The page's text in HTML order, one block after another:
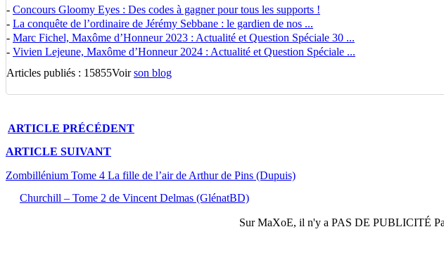
- Concours Gloomy Eyes : Des codes à gagner pour tous les supports !
- La conquête de l’ordinaire de Jérémy Sebbane : le gardien de nos ...
- Marc Fichel, Maxôme d’Honneur 2023 : Actualité et Question Spéciale 30 ...
- Vivien Lejeune, Maxôme d’Honneur 2024 : Actualité et Question Spéciale ...
Articles publiés : 15855Voirson blog
ARTICLE PRÉCÉDENT
ARTICLE SUIVANT
Zombillénium Tome 4 La fille de l’air de Arthur de Pins (Dupuis)
Churchill – Tome 2 de Vincent Delmas (GlénatBD)
SurMaXoE, il n'y a PAS DE PUBLICITÉ